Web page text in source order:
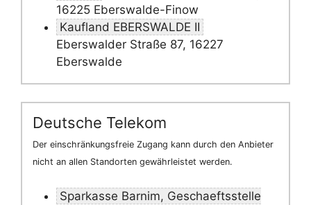
16225 Eberswalde-Finow
Kaufland EBERSWALDE II
Eberswalder Straße 87, 16227
Eberswalde
Deutsche Telekom
Der einschränkungsfreie Zugang kann durch den Anbieter
nicht an allen Standorten gewährleistet werden.
Sparkasse Barnim, Geschaeftsstelle